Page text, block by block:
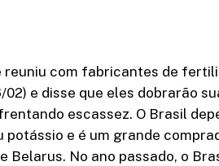
reuniu com fabricantes de
e disse que eles dobrarão
escassez. O Brasil
potássio e é um grande
Belarus. No ano passado, o